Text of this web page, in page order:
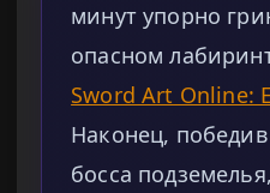
минут упорно
опасном
Sword Art Online:
Наконец,
босса